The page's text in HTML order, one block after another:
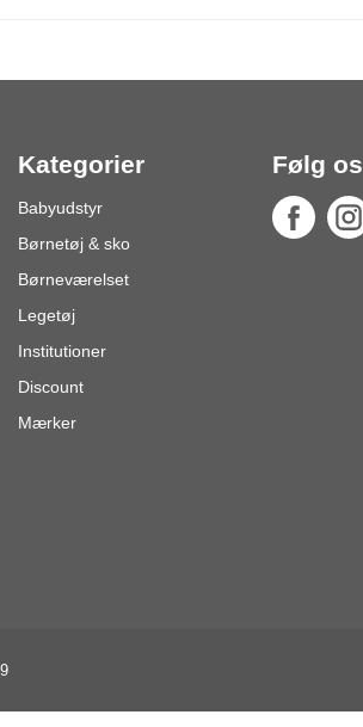
Kategorier
Babyudstyr
Børnetøj & sko
Børneværelset
Legetøj
Institutioner
Discount
Mærker
Følg os